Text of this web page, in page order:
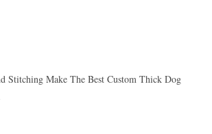
Stitching Make The Best Custom Thick Dog